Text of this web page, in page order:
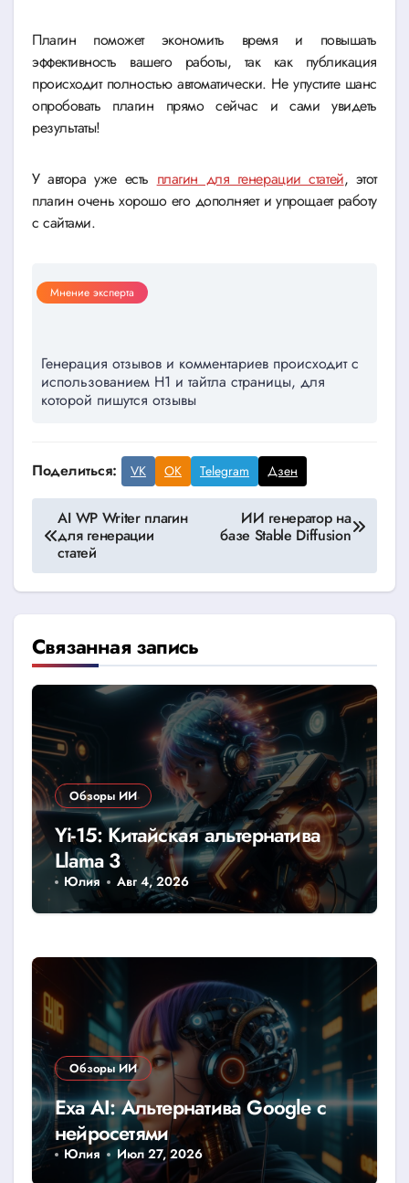
Плагин поможет экономить время и повышать
эффективность вашего работы, так как публикация
происходит полностью автоматически. Не упустите шанс
опробовать плагин прямо сейчас и сами увидеть
результаты!
У автора уже есть плагин для генерации статей, этот
плагин очень хорошо его дополняет и упрощает работу
с сайтами.
Мнение эксперта
Генерация отзывов и комментариев происходит с
использованием Н1 и тайтла страницы, для
которой пишутся отзывы
Поделиться: VK OK Telegram Дзен
Навигация
по
записям
AI WP Writer плагин
для генерации
статей
ИИ генератор на
базе Stable Diffusion
Связанная запись
Обзоры ИИ
Yi-15: Китайская альтернатива
Llama 3
Юлия Авг 4, 2026
Обзоры ИИ
Exa AI: Альтернатива Google с
нейросетями
Юлия Июл 27, 2026